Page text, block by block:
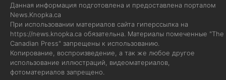
Данная информация подготовлена и предоставлена порталом
News.Knopka.ca
При использовании материалов сайта гиперссылка на
https://news.knopka.ca обязательна. Материалы помеченные "The
Canadian Press" запрещены к использованию.
Копирование, воспроизведение, а так же любое другое
использование иллюстраций, видеоматериалов,
фотоматериалов запрещено.